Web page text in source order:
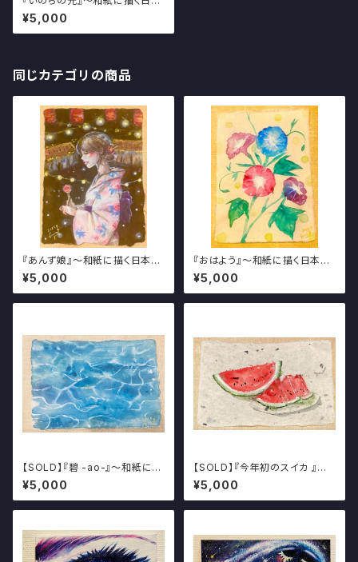
の美しき夏の風物絵～
¥5,000
同じカテゴリの商品
『あんず娘』～和紙に描く日本の
美しき夏の風物絵～
¥5,000
『おはよう』～和紙に描く日本の
美しき夏の風物絵～
¥5,000
【SOLD】『碧 -ao-』～和紙に描
く日本の美しき夏の風物絵～
¥5,000
【SOLD】『今年初のスイカ 』～
和紙に描く日本の美しき夏の風
物絵～
¥5,000